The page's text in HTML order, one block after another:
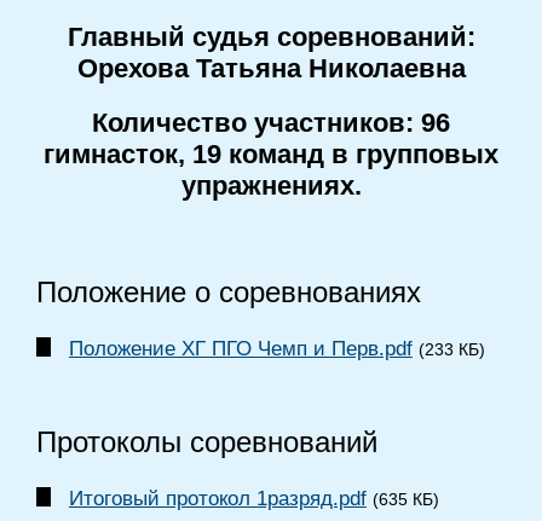
Главный судья соревнований:
Орехова Татьяна Николаевна
Количество участников: 96
гимнасток, 19 команд в групповых
упражнениях.
Положение о соревнованиях
Положение ХГ ПГО Чемп и Перв.pdf (233 КБ)
Протоколы соревнований
Итоговый протокол 1разряд.pdf (635 КБ)